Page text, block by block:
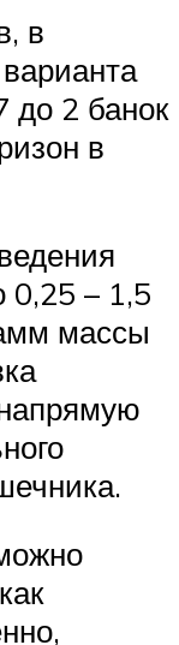
в
до 2 банок
в
0,25 – 1,5
массы